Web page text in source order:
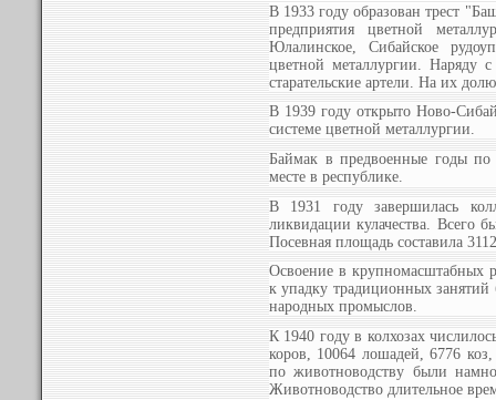
В 1933 году образован трест
предприятия цветной
Юлалинское, Сибайское
цветной металлургии. Наряду
старательские артели. На их
В 1939 году открыто Ново-
системе цветной металлургии.
Баймак в предвоенные годы
месте в республике.
В 1931 году завершилась
ликвидации кулачества. Всего
Посевная площадь составила
Освоение в крупномасштабных
к упадку традиционных занятий
народных промыслов.
К 1940 году в колхозах
коров, 10064 лошадей, 6776
по животноводству были
Животноводство длительное